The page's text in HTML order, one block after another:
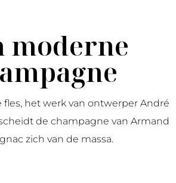
moderne
fles, het werk van ontwerper André
de champagne van Armand
zich van de massa.